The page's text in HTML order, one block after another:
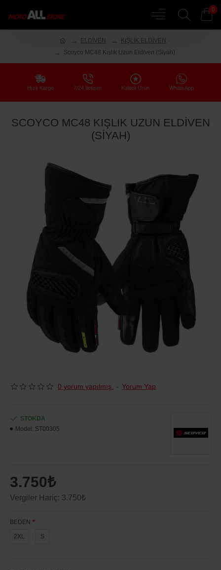
0
ELDİVEN
KIŞLIK ELDİVEN
Scoyco MC48 Kışlık Uzun Eldiven (Siyah)
Hızlı Kargo 7/24 İletişim Kaliteli Ürün WhatsApp
SCOYCO MC48 KIŞLIK UZUN ELDIVEN
(SIYAH)
0 yorum yapılmış. - Yorum Yap
3.750₺
Vergiler Hariç: 3.750₺
STOKDA
Model: ST00305
BEDEN
2XL S